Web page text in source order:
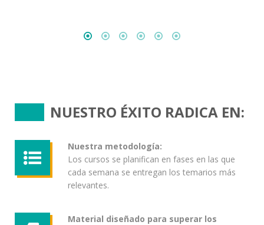
NUESTRO ÉXITO RADICA EN:
Nuestra metodología:
Los cursos se planifican en fases en las que
cada semana se entregan los temarios más
relevantes.
Material diseñado para superar los